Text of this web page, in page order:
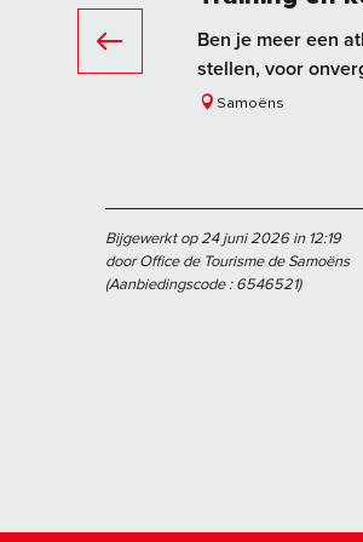
Ben je meer een
stellen, voor
Samoëns
Bijgewerkt op 24 juni 2026 in 12:19
door Office de Tourisme de Samoëns
(Aanbiedingscode :6546521)